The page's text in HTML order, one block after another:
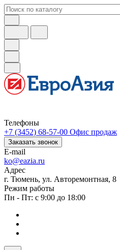
Телефоны
+7 (3452) 68-57-00 Офис продаж
Заказать звонок
E-mail
ko@eazia.ru
Адрес
г. Тюмень, ул. Авторемонтная, 8
Режим работы
Пн - Пт: с 9:00 до 18:00